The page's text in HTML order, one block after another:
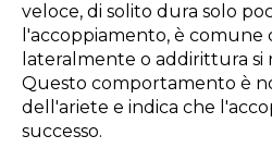
veloce, di solito dura solo
l'accoppiamento, è comune
lateralmente o addirittura si
Questo comportamento è
dell'ariete e indica che
successo.